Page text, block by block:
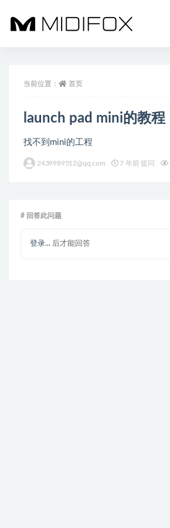
当前位置： 首页
launch pad mini的教程
找不到mini的工程
2439989512@qq.com 7 年前 提问
# 回答此问题
登录... 后才能回答